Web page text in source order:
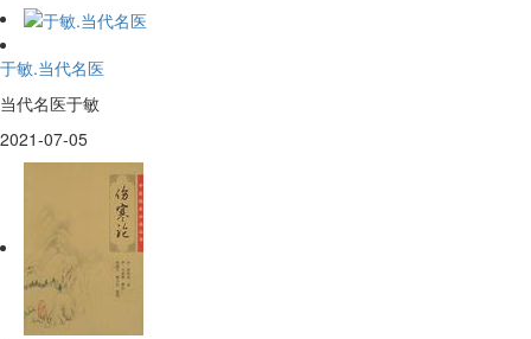
于敏.当代名医
当代名医于敏
2021-07-05